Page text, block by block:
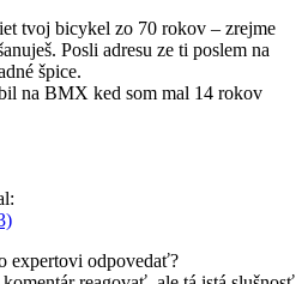
tvoj bicykel zo 70 rokov – zrejme
Posli adresu ze ti poslem na
špice.
na BMX ked som mal 14 rokov
expertovi odpovedať?